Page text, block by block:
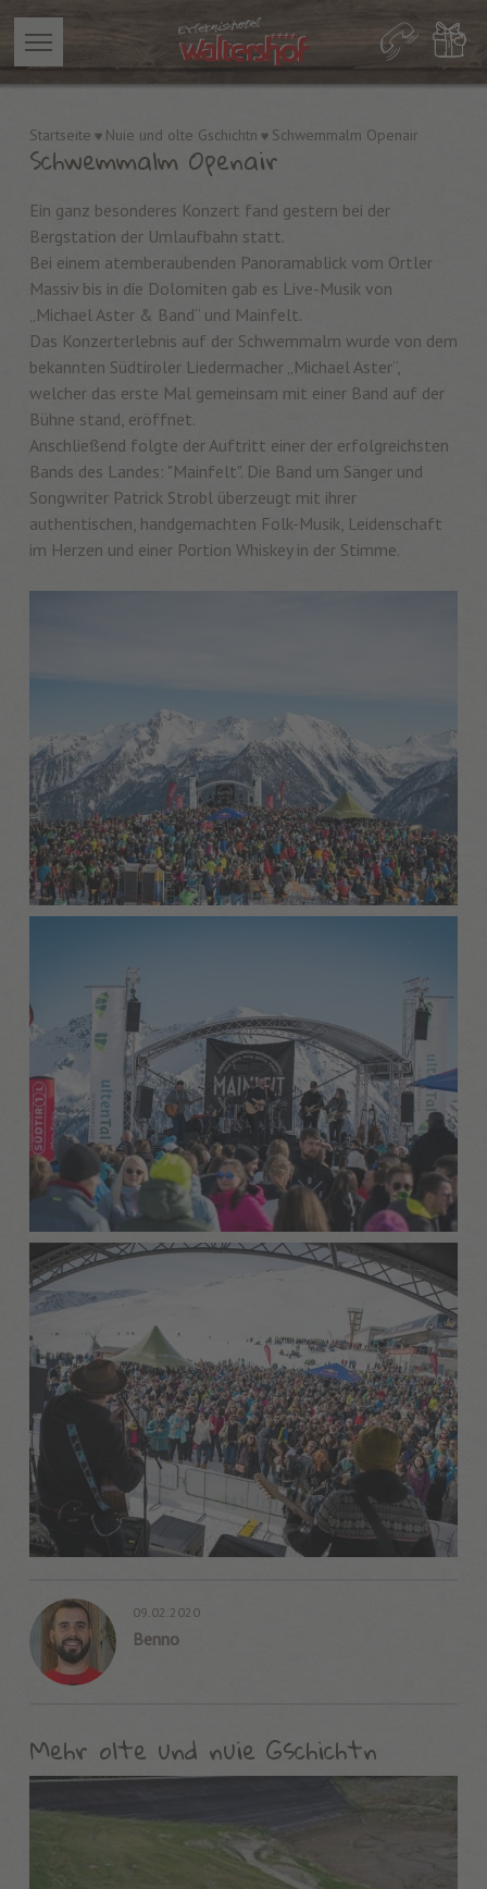
Startseite Nuie und olte Gschichtn Schwemmalm Openair
Schwemmalm Openair
Ein ganz besonderes Konzert fand gestern bei der
Bergstation der Umlaufbahn statt.
Bei einem atemberaubenden Panoramablick vom Ortler
Massiv bis in die Dolomiten gab es Live-Musik von
„Michael Aster & Band“ und Mainfelt.
Das Konzerterlebnis auf der Schwemmalm wurde von dem
bekannten Südtiroler Liedermacher „Michael Aster“,
welcher das erste Mal gemeinsam mit einer Band auf der
Bühne stand, eröffnet.
Anschließend folgte der Auftritt einer der erfolgreichsten
Bands des Landes: "Mainfelt". Die Band um Sänger und
Songwriter Patrick Strobl überzeugt mit ihrer
authentischen, handgemachten Folk-Musik, Leidenschaft
im Herzen und einer Portion Whiskey in der Stimme.
09.02.2020
Benno
Mehr olte und nuie Gschichtn